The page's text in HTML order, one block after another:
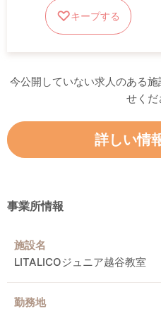
キープする
今公開していない求人のある
せくだ
詳しい情
事業所情報
施設名
LITALICOジュニア越谷教室
勤務地